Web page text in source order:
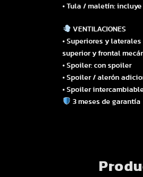
• Tula / maletín:
VENTILACIONES
• Superiores y
superior y frontal
• Spoiler: con spoiler
• Spoiler / alerón
• Spoiler intercambiable
3 meses de garantía